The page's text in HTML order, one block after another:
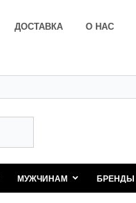
ДОСТАВКА О НАС
МУЖЧИНАМ БРЕНДЫ